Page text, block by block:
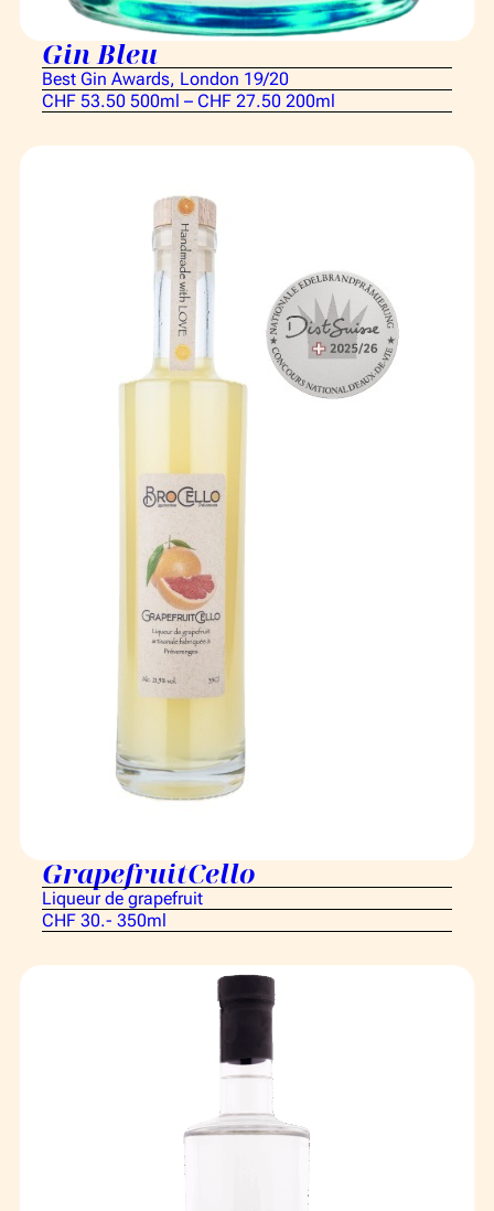
Gin Bleu
Best Gin Awards, London 19/20
CHF 53.50 500ml – CHF 27.50 200ml
GrapefruitCello
Liqueur de grapefruit
CHF 30.- 350ml